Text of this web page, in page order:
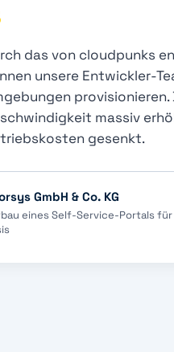
das von cloudpunks
unsere Entwickler-
massiv
gesenkt.
GmbH & Co. KG
eines Self-Service-Portals